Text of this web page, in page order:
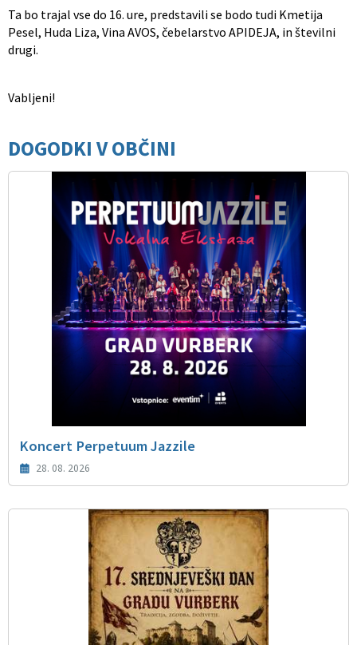
Ta bo trajal vse do 16. ure, predstavili se bodo tudi Kmetija
Pesel, Huda Liza, Vina AVOS, čebelarstvo APIDEJA, in številni
drugi.
Vabljeni!
DOGODKI V OBČINI
Koncert Perpetuum Jazzile
28. 08. 2026